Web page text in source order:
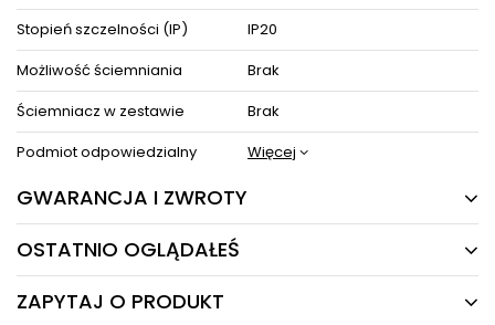
ZOBACZ PODOBNE PRODUKTY W KATEGORIACH
Stopień szczelności (IP)
IP20
Możliwość ściemniania
Brak
Ściemniacz w zestawie
Brak
Podmiot odpowiedzialny
Więcej
GWARANCJA I ZWROTY
5 LAT
Producent gwarantuje naprawę lub wymianę sprzętu
do 60 miesięcy od daty zakupu. Skontaktuj się ze
OSTATNIO OGLĄDAŁEŚ
ZAPYTAJ O PRODUKT